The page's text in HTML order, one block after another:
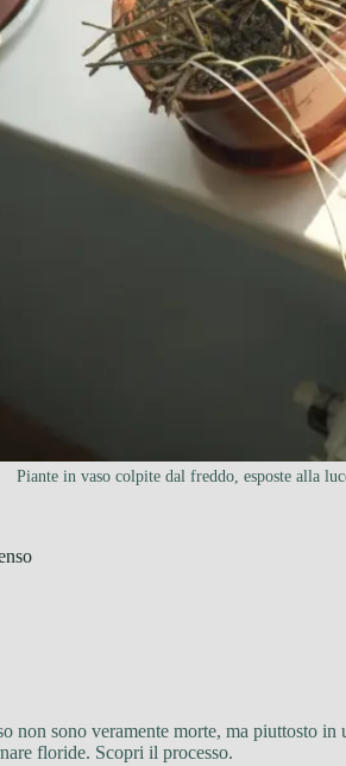
Piante in vaso colpite dal freddo, esposte alla
non sono veramente morte, ma piuttosto
floride. Scopri il processo.